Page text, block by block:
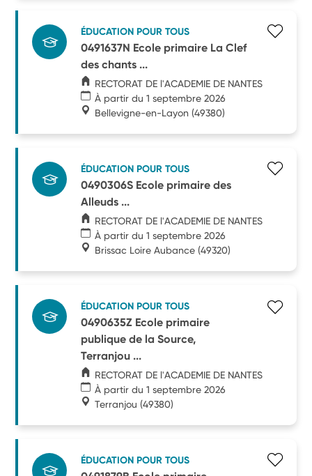
ÉDUCATION POUR TOUS
0491637N Ecole primaire La Clef
des chants ...
RECTORAT DE l'ACADEMIE DE NANTES
À partir du 1 septembre 2026
Bellevigne-en-Layon (49380)
ÉDUCATION POUR TOUS
0490306S Ecole primaire des
Alleuds ...
RECTORAT DE l'ACADEMIE DE NANTES
À partir du 1 septembre 2026
Brissac Loire Aubance (49320)
ÉDUCATION POUR TOUS
0490635Z Ecole primaire
publique de la Source,
Terranjou ...
RECTORAT DE l'ACADEMIE DE NANTES
À partir du 1 septembre 2026
Terranjou (49380)
ÉDUCATION POUR TOUS